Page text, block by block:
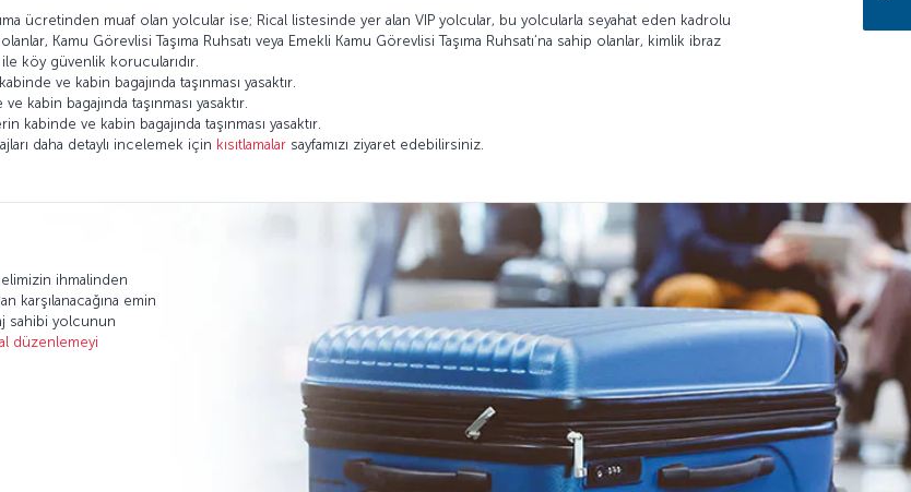
ücretinden muaf olan yolcular ise; Rical listesinde yer alan VIP yolcular, bu yolcularla seyahat eden kadrolu
Kamu Görevlisi Taşıma Ruhsatı veya Emekli Kamu Görevlisi Taşıma Ruhsatı’na sahip olanlar, kimlik ibraz
köy güvenlik korucularıdır.
ve kabin bagajında taşınması yasaktır.
kabin bagajında taşınması yasaktır.
ve kabin bagajında taşınması yasaktır.
daha detaylı incelemek için kısıtlamalar sayfamızı ziyaret edebilirsiniz.
ihmalinden
karşılanacağına emin
sahibi yolcunun
düzenlemeyi